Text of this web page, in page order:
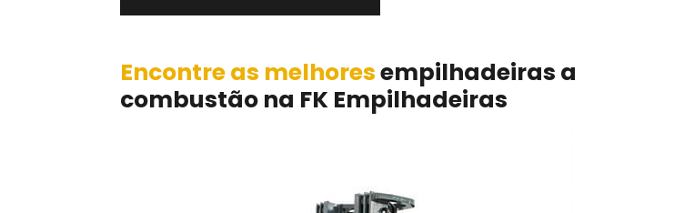
Encontre as melhoresempilhadeiras a
combustão na FK Empilhadeiras